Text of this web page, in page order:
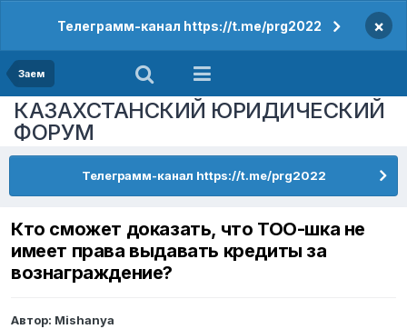
Телеграмм-канал https://t.me/prg2022 ×
Заем
КАЗАХСТАНСКИЙ ЮРИДИЧЕСКИЙ
ФОРУМ
Телеграмм-канал https://t.me/prg2022
Кто сможет доказать, что ТОО-шка не
имеет права выдавать кредиты за
вознаграждение?
Автор: Mishanya